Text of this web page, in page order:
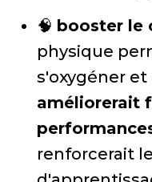
🧠 booster le
physique
s'oxygéner et
améliorerait
renforcerait